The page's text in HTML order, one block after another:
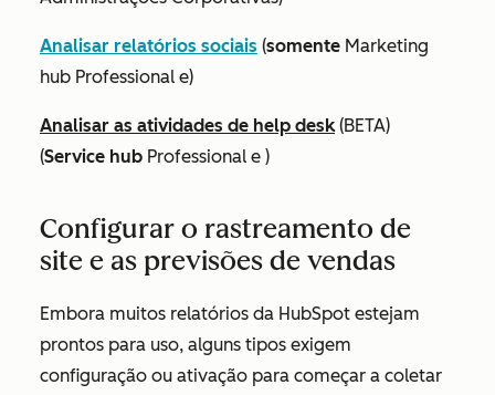
Analisar relatórios sociais (somente Marketing
hub Professional e)
Analisar as atividades de help desk(BETA)
(Service hub Professional e )
Configurar o rastreamento de
site e as previsões de vendas
Embora muitos relatórios da HubSpot estejam
prontos para uso, alguns tipos exigem
configuração ou ativação para começar a coletar